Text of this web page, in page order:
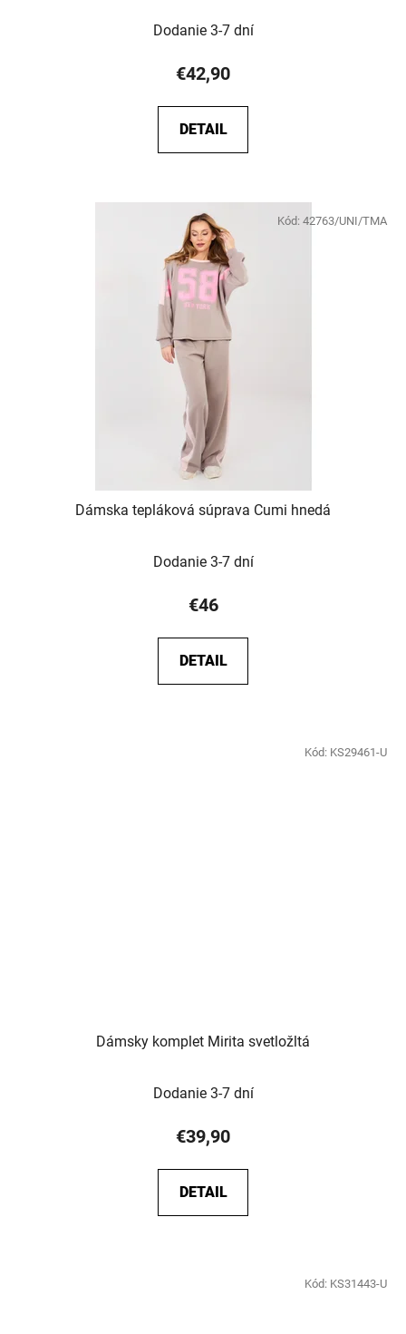
Dodanie 3-7 dní
€42,90
DETAIL
Dámska tepláková súprava Cumi hnedá
Dodanie 3-7 dní
€46
DETAIL
Kód: 42763/UNI/TMA
Dámsky komplet Mirita svetložltá
Dodanie 3-7 dní
€39,90
DETAIL
Kód: KS29461-U
Kód: KS31443-U